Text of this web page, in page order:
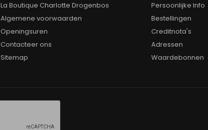
La Boutique Charlotte Drogenbos
Algemene voorwaarden
Openingsuren
Contacteer ons
Sitemap
Persoonlijke Info
Bestellingen
Creditnota's
Adressen
Waardebonnen